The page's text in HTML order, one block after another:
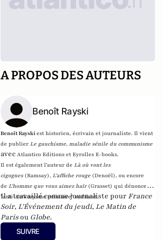
A PROPOS DES AUTEURS
Benoît Rayski
Benoît Rayskiest historien, écrivain et journaliste. Il vient
de publierLe gauchisme, maladie sénile du communisme
avecAtlantico Editions et Eyrolles E-books.
Il est également l'auteur deLà où vont les
cigognes (Ramsay),L'affiche rouge (Denoël), ou encore
deL'homme que vous aimez haïr (Grasset) qui dénonce l'
"anti-sarkozysme primaire" ambiant.
Il a travaillé comme journaliste pour France
Soir, L'Événement du jeudi, Le Matin de
Parisou Globe.
SUIVRE